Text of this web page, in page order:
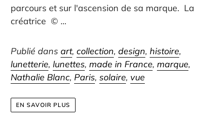
parcours et sur l'ascension de sa marque. La
créatrice © ...
Publié dans art, collection, design, histoire,
lunetterie, lunettes, made in France, marque,
Nathalie Blanc, Paris, solaire, vue
EN SAVOIR PLUS